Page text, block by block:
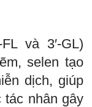
và 3′-GL)
selen tạo
dịch, giúp
nhân gây